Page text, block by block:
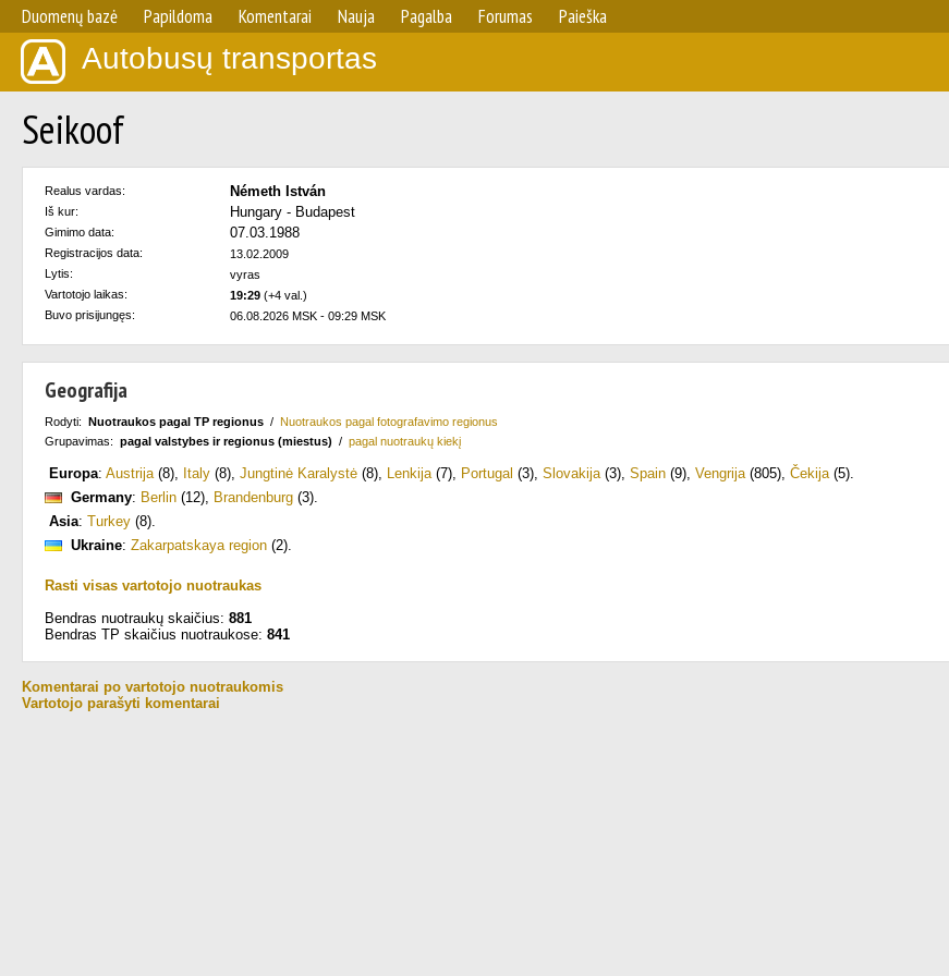
Duomenų bazė Papildoma Komentarai Nauja Pagalba Forumas Paieška
Autobusų transportas
Seikoof
Realus vardas: Németh István
Iš kur: Hungary - Budapest
Gimimo data: 07.03.1988
Registracijos data:
13.02.2009
Lytis:
vyras
Vartotojo laikas:
19:29 (+4 val.)
Buvo prisijungęs:
06.08.2026 MSK - 09:29 MSK
Geografija
Rodyti: Nuotraukos pagal TP regionus / Nuotraukos pagal fotografavimo regionus
Grupavimas: pagal valstybes ir regionus (miestus) / pagal nuotraukų kiekį
Europa: Austrija(8), Italy (8), Jungtinė Karalystė (8), Lenkija(7), Portugal (3), Slovakija(3), Spain (9), Vengrija(805), Čekija(5).
Germany: Berlin (12), Brandenburg (3).
Asia: Turkey (8).
Ukraine: Zakarpatskaya region (2).
Rasti visas vartotojo nuotraukas
Bendras nuotraukų skaičius: 881
Bendras TP skaičius nuotraukose: 841
Komentarai po vartotojo nuotraukomis
Vartotojo parašyti komentarai